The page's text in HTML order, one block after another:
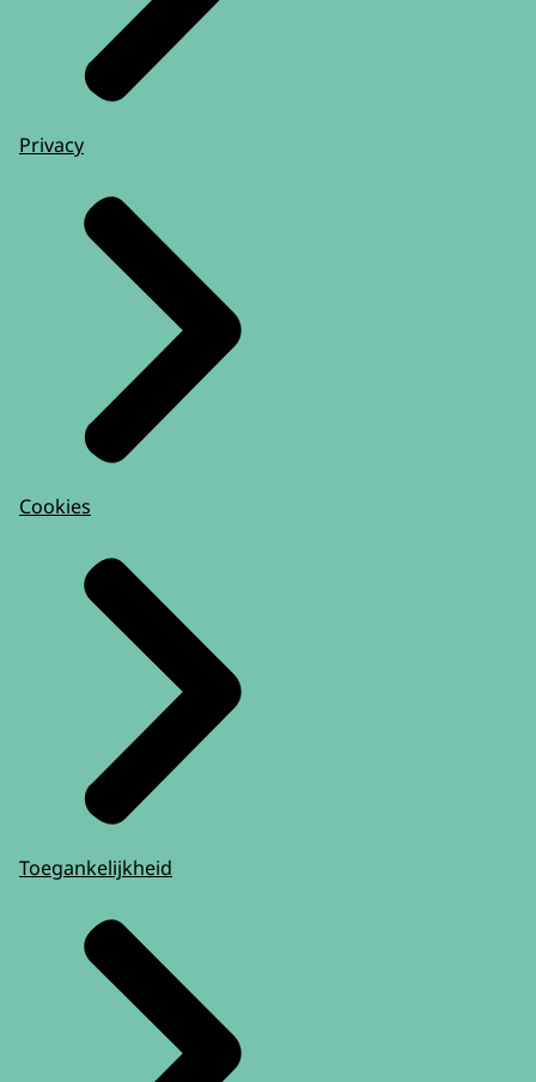
Privacy
Cookies
Toegankelijkheid